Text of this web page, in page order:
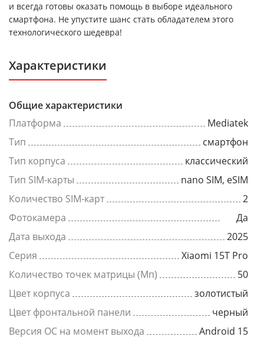
и всегда готовы оказать помощь в выборе идеального
смартфона. Не упустите шанс стать обладателем этого
технологического шедевра!
Характеристики
Общие характеристики
Платформа
Mediatek
Тип
смартфон
Тип корпуса
классический
Тип SIM-карты
nano SIM, eSIM
Количество SIM-карт
2
Фотокамера
Да
Дата выхода
2025
Серия
Xiaomi 15T Pro
Количество точек матрицы (Мп)
50
Цвет корпуса
золотистый
Цвет фронтальной панели
черный
Версия ОС на момент выхода
Android 15